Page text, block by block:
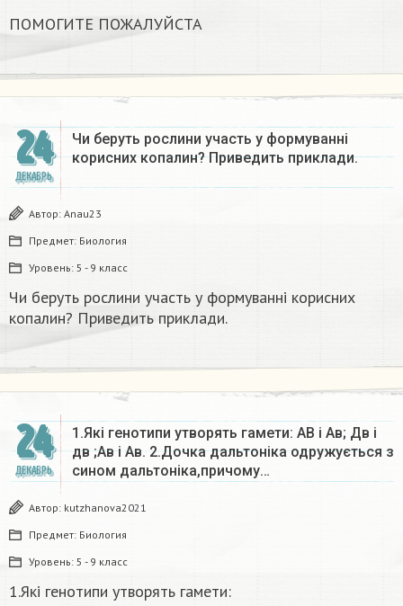
ПОМОГИТЕ ПОЖАЛУЙСТА ​
24
ДЕКАБРЬ
Чи беруть рослини участь у формуванні
корисних копалин? Приведить приклади.
Автор: Anau23
Предмет: Биология
Уровень: 5 - 9 класс
Чи беруть рослини участь у формуванні корисних
копалин? Приведить приклади.
24
ДЕКАБРЬ
1.Які генотипи утворять гамети: АВ і Ав; Дв і
дв ;Ав і Ав. 2.Дочка дальтоніка одружується з
сином дальтоніка,причому…
Автор: kutzhanova2021
Предмет: Биология
Уровень: 5 - 9 класс
1.Які генотипи утворять гамети: